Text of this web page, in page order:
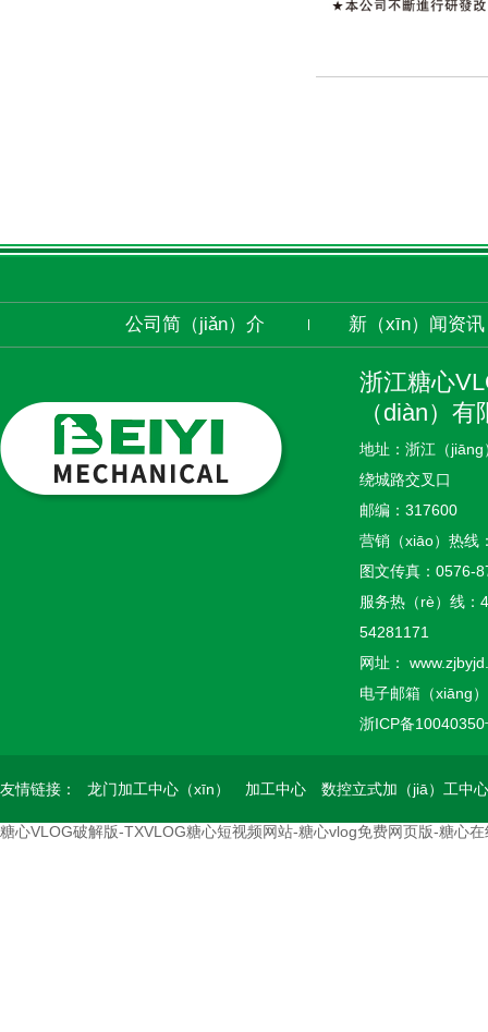
公司简（jiǎn）介 新（xīn）闻资
浙江糖心
（diàn）
地址：浙江（
绕城路交叉口
邮编：317600
营销（xiāo）热线
图文传真： 0576-
服务热（rè）线：
54281171
网址：
电子邮箱（xiāng
浙ICP备10040350
友情链接： 龙门加工中心（xīn） 加工中心 数控立式加（jiā）工中心
糖心VLOG破解版-TXVLOG糖心短视频网站-糖心vlog免费网页版-糖心